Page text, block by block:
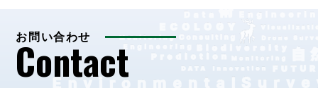
お問い合わせ
Contact